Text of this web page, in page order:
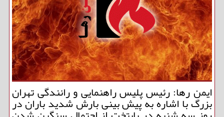
ایمن رها: رئیس پلیس راهنمایی و رانندگی تهران
بزرگ با اشاره به پیش بینی بارش شدید باران در